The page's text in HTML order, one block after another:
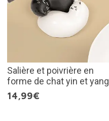
Salière et poivrière en
forme de chat yin et yang
14,99€